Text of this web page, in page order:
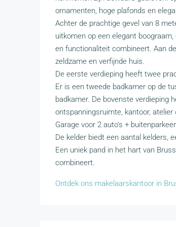
ornamenten, hoge plafonds en
Achter de prachtige gevel van 8
uitkomen op een elegant
en functionaliteit combineert. Aan
zeldzame en verfijnde huis.
De eerste verdieping heeft twee
Er is een tweede badkamer op de
badkamer. De bovenste verdieping
ontspanningsruimte, kantoor, atelier
Garage voor 2 auto's +
De kelder biedt een aantal kelders,
Een uniek pand in het hart van
combineert.
Ontdek ons makelaarskantoor in